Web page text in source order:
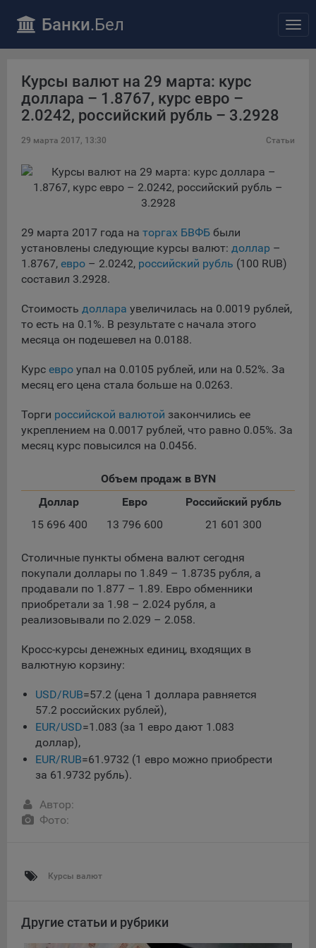
Общество с ограниченной ответственностью «Майфин»
данных.
Утверждение положения о политике обработки файлов
cookie (далее –«Политика») является одной из
принимаемых Обществом мер по защите персональных
Беларусь от 7 мая 2021 г. № 99-З «О защите
персональных данных» (далее – «Закон»).
Политика разъясняет субъектам персональных данных,
Общества с доменным именем «bankibel.by», для каких
целей и каким образом Общество обрабатывает файлы
cookie, а также каким образом пользователи могут
контролировать процесс такой обработки.
сохраненными в браузере компьютера (мобильного
устройства) пользователя сайта Общества, указанных в
пункте 3 Политики, при их посещении для отражения
позволяют не вводить заново или выбирать те же
параметры при повторном посещении того или иного
Целями обработки файлов cookie являются:
Общество не использует файлы cookie для
На сайтах используются как файлы cookie первой
стороны (устанавливаемые сайтами, которые посещает
сервером, расположенным вне домена наших сайтов).
Общество обрабатывает обезличенные данные
пользователей сайта (включая файлы «cookie»),
собираемые с помощью сервисов Интернет-статистики,
которые служат для сбора информации о действиях
пользователей на сайте, улучшения качества сайта и его
содержания. Общество обрабатывает обезличенные
настройках браузера пользователя (включено
сохранение файлов cookie и использование технологии
На сайтах обрабатываются следующие типы файлов
cookie:
Общество может использовать файлы cookie для
рекламирования услуг пользователям сайта
«bankibel.by» на сторонних веб-сайтах. Например, если
может встретить рекламу Общества на некоторых
сторонних веб-сайтах.
объявлений. Такие файлы cookie, например, запоминают,
с помощью каких браузеров пользователи посещают
рекламной деятельности.
Банки.Бел
Курсы валют на 29 марта: курс
доллара – 1.8767, курс евро –
2.0242, российский рубль – 3.2928
29 марта 2017, 13:30 Статьи
29 марта 2017 года на торгах БВФБ были
установлены следующие курсы валют: доллар –
1.8767, евро – 2.0242, российский рубль (100 RUB)
составил 3.2928.
Стоимость доллара увеличилась на 0.0019 рублей,
то есть на 0.1%. В результате с начала этого
месяца он подешевел на 0.0188.
Курс евро упал на 0.0105 рублей, или на 0.52%. За
месяц его цена стала больше на 0.0263.
Торги российской валютой закончились ее
укреплением на 0.0017 рублей, что равно 0.05%. За
месяц курс повысился на 0.0456.
Объем продаж в BYN
Доллар
Евро
Российский рубль
15 696 400
13 796 600 21 601 300
Столичные пункты обмена валют сегодня
покупали доллары по 1.849 – 1.8735 рубля, а
продавали по 1.877 – 1.89. Евро обменники
приобретали за 1.98 – 2.024 рубля, а
реализовывали по 2.029 – 2.058.
Кросс-курсы денежных единиц, входящих в
валютную корзину:
USD/RUB=57.2 (цена 1 доллара равняется
57.2 российских рублей),
EUR/USD=1.083 (за 1 евро дают 1.083
доллар),
EUR/RUB=61.9732 (1 евро можно приобрести
за 61.9732 рубль).
Автор:
Фото:
Курсы валют
Другие статьи и рубрики